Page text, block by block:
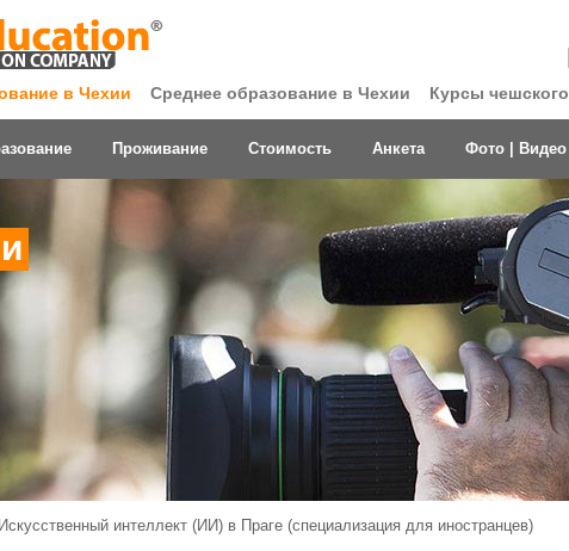
в Чехии Среднее образование в Чехии Курсы чешского
Проживание Стоимость Анкета Фото | Видео
Искусственный интеллект (ИИ) в Праге (специализация для иностранцев)